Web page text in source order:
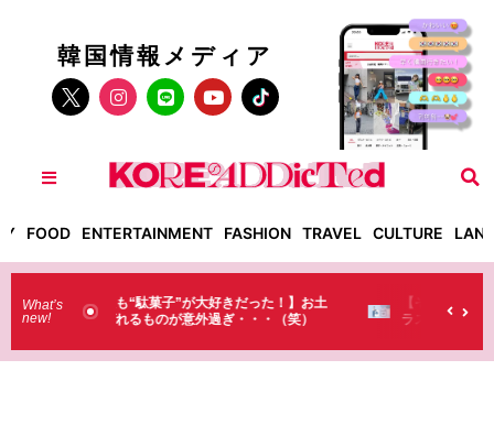
韓国情報メディア
FOOD ENTERTAINMENT FASHION TRAVEL CULTURE
What’s
new!
！】お土
（笑）
【そんなものまで買っていくの？】日本のド
ラストで韓国人が買うものがちょっと…